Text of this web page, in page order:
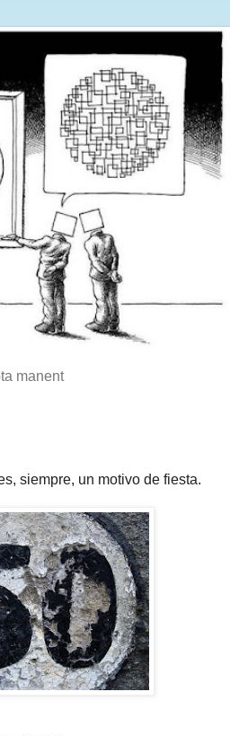
manent
siempre, un motivo de fiesta.